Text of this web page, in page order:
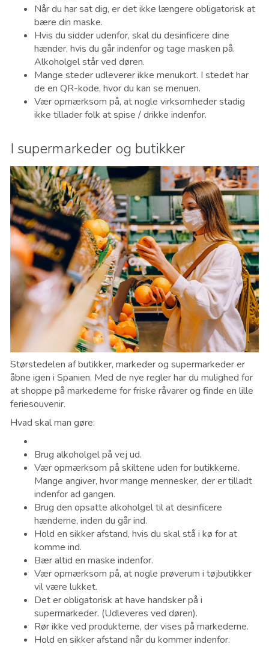
Når du har sat dig, er det ikke længere obligatorisk at
bære din maske.
Hvis du sidder udenfor, skal du desinficere dine
hænder, hvis du går indenfor og tage masken på.
Alkoholgel står ved døren.
Mange steder udleverer ikke menukort. I stedet har
de en QR-kode, hvor du kan se menuen.
Vær opmærksom på, at nogle virksomheder stadig
ikke tillader folk at spise / drikke indenfor.
I supermarkeder og butikker
Størstedelen af ​​butikker, markeder og supermarkeder er
åbne igen i Spanien. Med de nye regler har du mulighed for
at shoppe på markederne for friske råvarer og finde en lille
feriesouvenir.
Hvad skal man gøre:
Brug alkoholgel på vej ud.
Vær opmærksom på skiltene uden for butikkerne.
Mange angiver, hvor mange mennesker, der er tilladt
indenfor ad gangen.
Brug den opsatte alkoholgel til at desinficere
hænderne, inden du går ind.
Hold en sikker afstand, hvis du skal stå i kø for at
komme ind.
Bær altid en maske indenfor.
Vær opmærksom på, at nogle prøverum i tøjbutikker
vil være lukket.
Det er obligatorisk at have handsker på i
supermarkeder. (Udleveres ved døren).
Rør ikke ved produkterne, der vises på markederne.
Hold en sikker afstand når du kommer indenfor.